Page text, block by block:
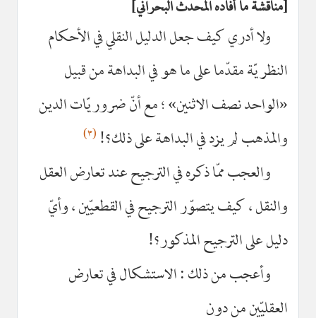
مناقشة ما أفاده المحدث البحراني
ولا أدري كيف جعل الدليل النقلي في الأحكام
النظريّة مقدّما على ما هو في البداهة من قبيل
«الواحد نصف الاثنين» ؛ مع أنّ ضروريّات الدين
والمذهب لم يزد في البداهة على ذلك؟!(٣)
والعجب ممّا ذكره في الترجيح عند تعارض العقل
والنقل ، كيف يتصوّر الترجيح في القطعيّين ، وأيّ
دليل على الترجيح المذكور؟!
وأعجب من ذلك : الاستشكال في تعارض
العقليّين من دون